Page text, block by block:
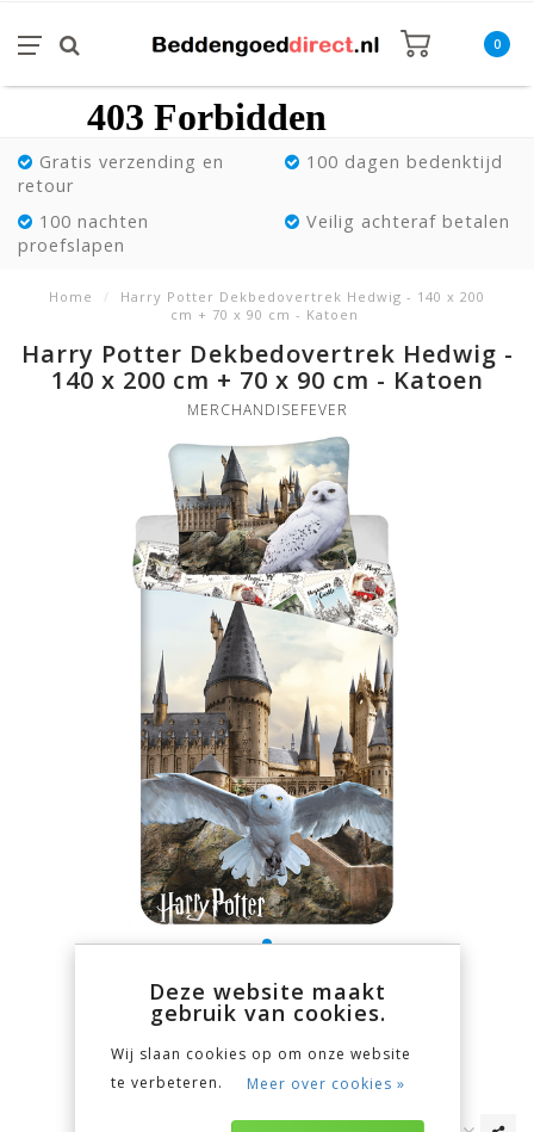
0
Gratis verzending en
retour
100 dagen bedenktijd
100 nachten
proefslapen
Veilig achteraf betalen
Home /
Harry Potter Dekbedovertrek Hedwig - 140 x 200
cm + 70 x 90 cm - Katoen
Harry Potter Dekbedovertrek Hedwig -
140 x 200 cm + 70 x 90 cm - Katoen
MERCHANDISEFEVER
Deze website maakt
gebruik van cookies.
Wij slaan cookies op om onze website
te verbeteren.
Meer over cookies »